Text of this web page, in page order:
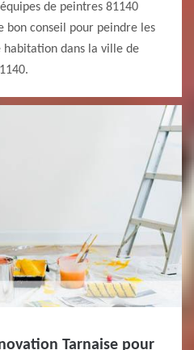
de peintres 81140
bon conseil pour peindre les
dans la ville de
Tarnaise pour